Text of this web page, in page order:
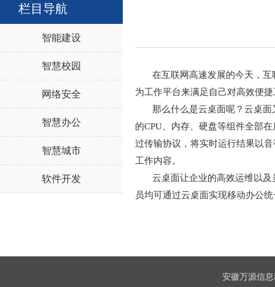
栏目导航
智能建设
智慧校园
网络安全
智慧办公
智慧城市
软件开发
在互联网高速发展的今天，互
为工作平台来满足自己对高效便
那么什么是云桌面呢？云桌面
的CPU、内存、硬盘等组件全部
过传输协议，将实时运行结果以
工作内容。
云桌面让企业的高效运维以及
员均可通过云桌面实现移动办公
安徽万源信